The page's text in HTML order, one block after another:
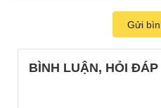
Gửi
BÌNH LUẬN, HỎI ĐÁP